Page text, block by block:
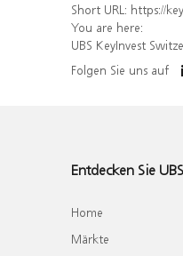
Short URL: https://keyinvest-
You are here:
UBS KeyInvest
Folgen Sie uns auf
Entdecken Sie
Home
Märkte